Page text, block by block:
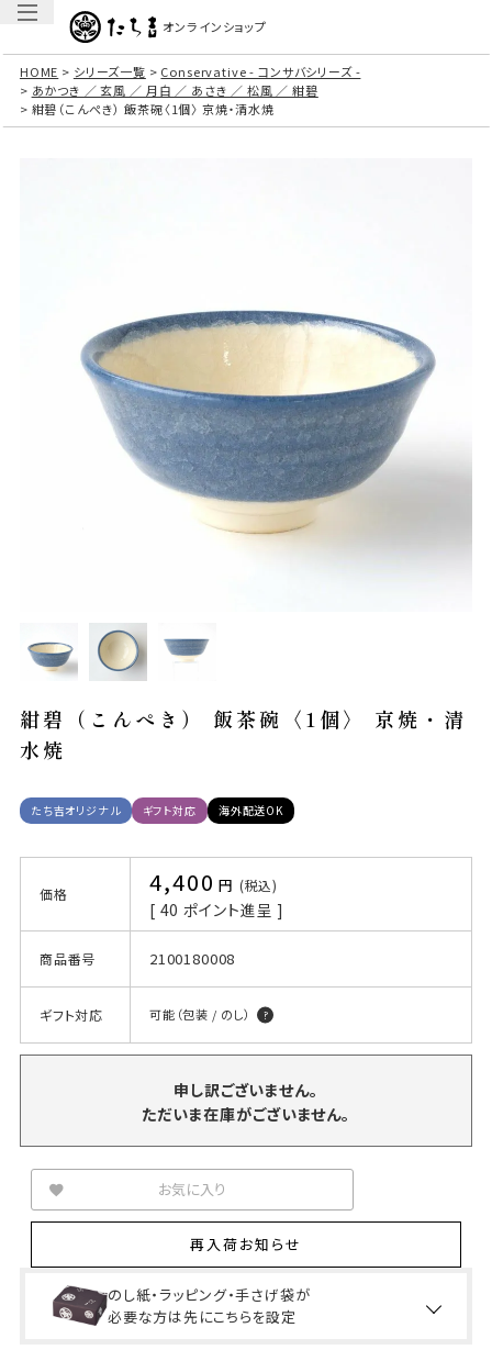
オンラインショップ
HOME シリーズ一覧
Conservative - コンサバシリーズ -
あかつき ／ 玄風 ／ 月白 ／ あさき ／ 松風 ／ 紺碧
紺碧（こんぺき） 飯茶碗〈1個〉 京焼・清水焼
紺碧（こんぺき） 飯茶碗〈1個〉 京焼・清
水焼
たち吉オリジナル ギフト対応 海外配送OK
価格 4,400 税込
[ 40 ポイント進呈 ]
商品番号 2100180008
ギフト対応 可能（包装 / のし）
申し訳ございません。
ただいま在庫がございません。
お気に入り
再入荷お知らせ
のし紙・ラッピング・手さげ袋が
必要な方は先にこちらを設定